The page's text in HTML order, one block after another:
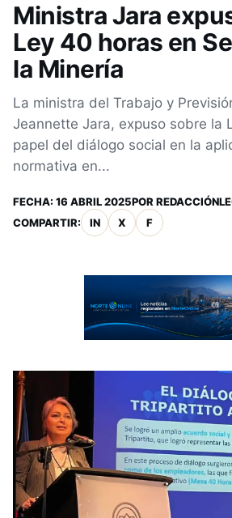
Ministra Jara
Ley 40 horas en
la Minería
La ministra del Trabajo y
Jeannette Jara, expuso sobre la
papel del diálogo social en la
normativa en...
FECHA: 16 ABRIL 2025POR REDACCIÓN
COMPARTIR:
IN X F